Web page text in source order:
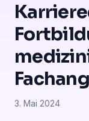
3. Mai 2024